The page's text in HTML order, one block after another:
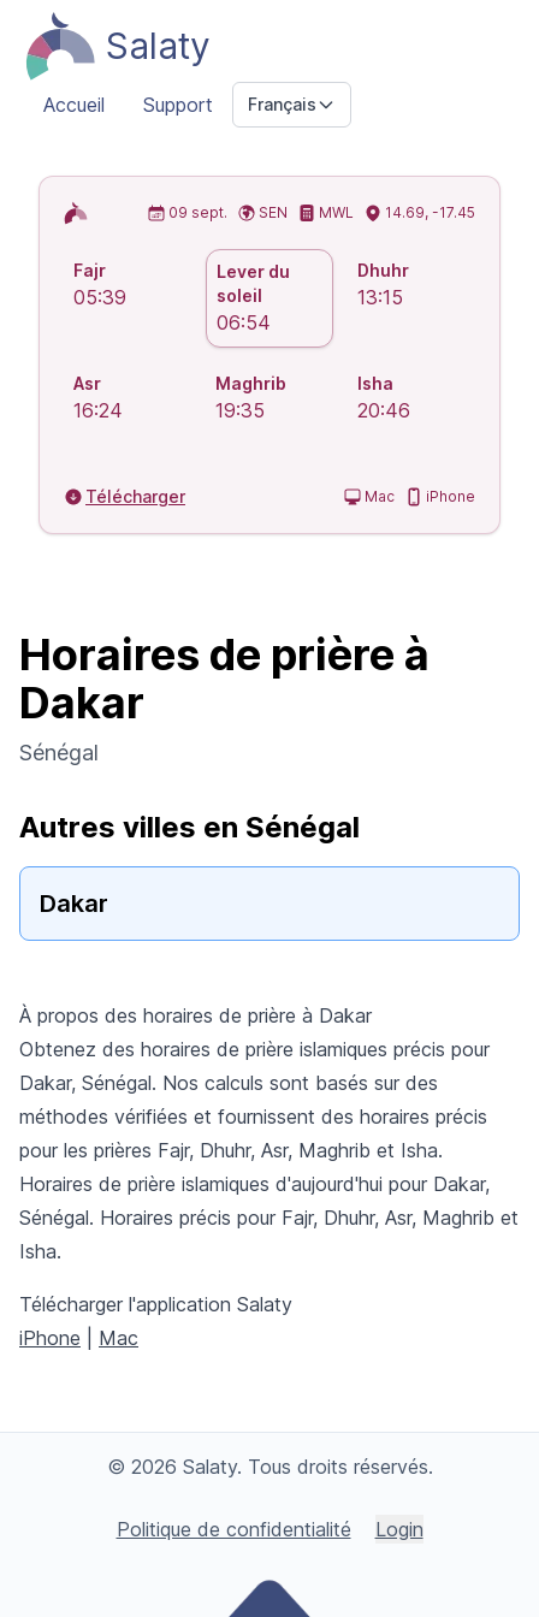
Salaty
Accueil Support Français
Horaires de prière islamiques
09 sept. SEN MWL 14.69, -17.45
Fajr
05:39
Lever du
soleil
06:54
Dhuhr
13:15
Asr
16:24
Maghrib
19:35
Isha
20:46
Télécharger Mac iPhone
Horaires de prière à
Dakar
Sénégal
Autres villes en Sénégal
Dakar
À propos des horaires de prière à Dakar
Obtenez des horaires de prière islamiques précis pour
Dakar, Sénégal. Nos calculs sont basés sur des
méthodes vérifiées et fournissent des horaires précis
pour les prières Fajr, Dhuhr, Asr, Maghrib et Isha.
Horaires de prière islamiques d'aujourd'hui pour Dakar,
Sénégal. Horaires précis pour Fajr, Dhuhr, Asr, Maghrib et
Isha.
Télécharger l'application Salaty
iPhone
Mac
© 2026 Salaty. Tous droits réservés.
Politique de confidentialité Login